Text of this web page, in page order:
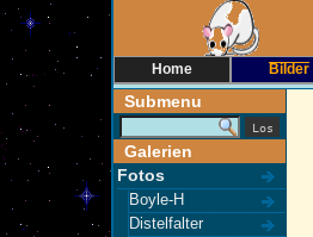
Home Bilder
Submenu
Galerien
Fotos
Boyle-H
Distelfalter